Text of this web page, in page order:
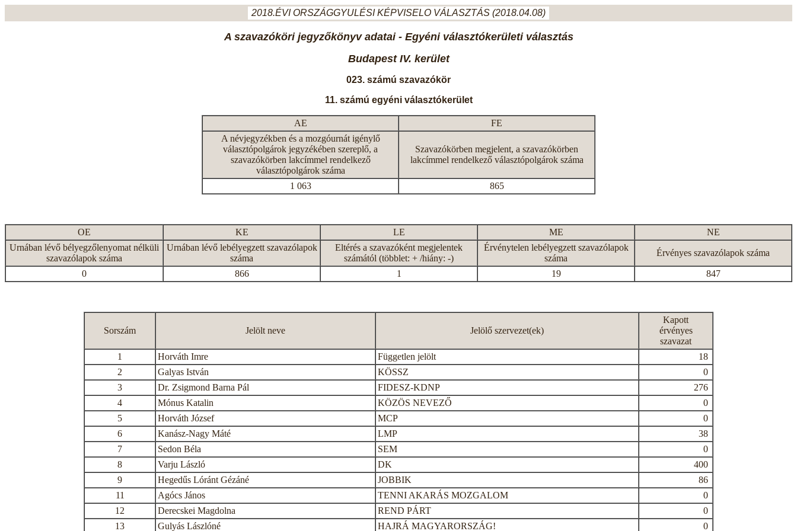
2018.ÉVI ORSZÁGGYULÉSI KÉPVISELO VÁLASZTÁS (2018.04.08)
A szavazóköri jegyzőkönyv adatai - Egyéni választókerületi választás
Budapest IV. kerület
023. számú szavazókör
11. számú egyéni választókerület
AE
FE
A névjegyzékben és a mozgóurnát igénylő
választópolgárok jegyzékében szereplő, a
szavazókörben lakcímmel rendelkező
választópolgárok száma
Szavazókörben megjelent, a szavazókörben
lakcímmel rendelkező választópolgárok száma
1 063 865
OE KE LE ME
NE
Urnában lévő bélyegzőlenyomat nélküli
szavazólapok száma
Urnában lévő lebélyegzett szavazólapok
száma
Eltérés a szavazóként megjelentek
számától (többlet: + /hiány: -)
Érvénytelen lebélyegzett szavazólapok
száma
Érvényes szavazólapok száma
0 866 1 19 847
Sorszám Jelölt neve Jelölő szervezet(ek)
Kapott
érvényes
szavazat
1
Horváth Imre Független jelölt
18
2
Galyas István KÖSSZ
0
3
Dr. Zsigmond Barna Pál FIDESZ-KDNP
276
4
Mónus Katalin KÖZÖS NEVEZŐ
0
5
Horváth József MCP
0
6
Kanász-Nagy Máté LMP
38
7
Sedon Béla SEM
0
8
Varju László DK
400
9
Hegedűs Lóránt Gézáné JOBBIK
86
11
Agócs János TENNI AKARÁS MOZGALOM
0
12
Derecskei Magdolna REND PÁRT
0
13
Gulyás Lászlóné HAJRÁ MAGYARORSZÁG! 0